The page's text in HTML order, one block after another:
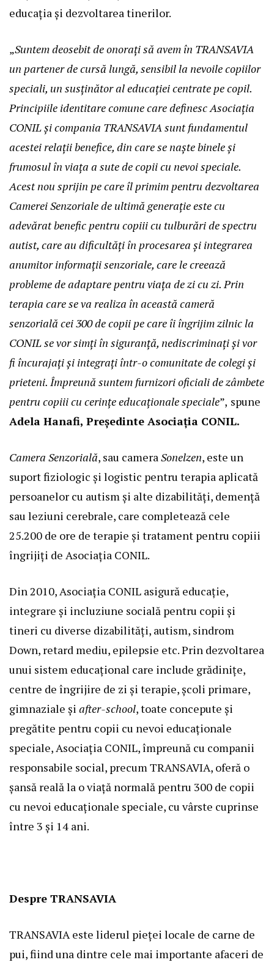
educația și dezvoltarea tinerilor.
„Suntem deosebit de onorați să avem în TRANSAVIA
un partener de cursă lungă, sensibil la nevoile copiilor
speciali, un susținător al educației centrate pe copil.
Principiile identitare comune care definesc Asociația
CONIL și compania TRANSAVIA sunt fundamentul
acestei relații benefice, din care se naște binele și
frumosul în viața a sute de copii cu nevoi speciale.
Acest nou sprijin pe care îl primim pentru dezvoltarea
Camerei Senzoriale de ultimă generație este cu
adevărat benefic pentru copiii cu tulburări de spectru
autist, care au dificultăți în procesarea și integrarea
anumitor informații senzoriale, care le creează
probleme de adaptare pentru viața de zi cu zi. Prin
terapia care se va realiza în această cameră
senzorială cei 300 de copii pe care îi îngrijim zilnic la
CONIL se vor simți în siguranță, nediscriminați și vor
fi încurajați și integrați într-o comunitate de colegi și
prieteni. Împreună suntem furnizori oficiali de zâmbete
pentru copiii cu cerințe educaționale speciale”, spune
Adela Hanafi, Președinte Asociația CONIL.
Camera Senzorială, sau cameraSonelzen, este un
suport fiziologic și logistic pentru terapia aplicată
persoanelor cu autism și alte dizabilități, demență
sau leziuni cerebrale, care completează cele
25.200 de ore de terapie și tratament pentru copiii
îngrijiți de Asociația CONIL.
Din 2010, Asociația CONIL asigură educație,
integrare și incluziune socială pentru copii și
tineri cu diverse dizabilități, autism, sindrom
Down, retard mediu, epilepsie etc. Prin dezvoltarea
unui sistem educațional care include grădinițe,
centre de îngrijire de zi și terapie, școli primare,
gimnaziale și after-school, toate concepute și
pregătite pentru copii cu nevoi educaționale
speciale, Asociația CONIL, împreună cu companii
responsabile social, precum TRANSAVIA, oferă o
șansă reală la o viață normală pentru 300 de copii
cu nevoi educaționale speciale, cu vârste cuprinse
între 3 și 14 ani.
Despre TRANSAVIA
TRANSAVIA este liderul pieței locale de carne de
pui, fiind una dintre cele mai importante afaceri de